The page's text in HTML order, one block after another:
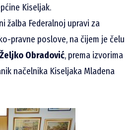
Kiseljak.
žalba Federalnoj upravi za
pravne poslove, na čijem je čelu
Željko Obradović, prema izvorima
načelnika Kiseljaka Mladena